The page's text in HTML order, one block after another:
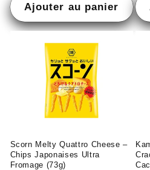
Ajouter au panier
Scorn Melty Quattro Cheese –
Chips Japonaises Ultra
Fromage (73g)